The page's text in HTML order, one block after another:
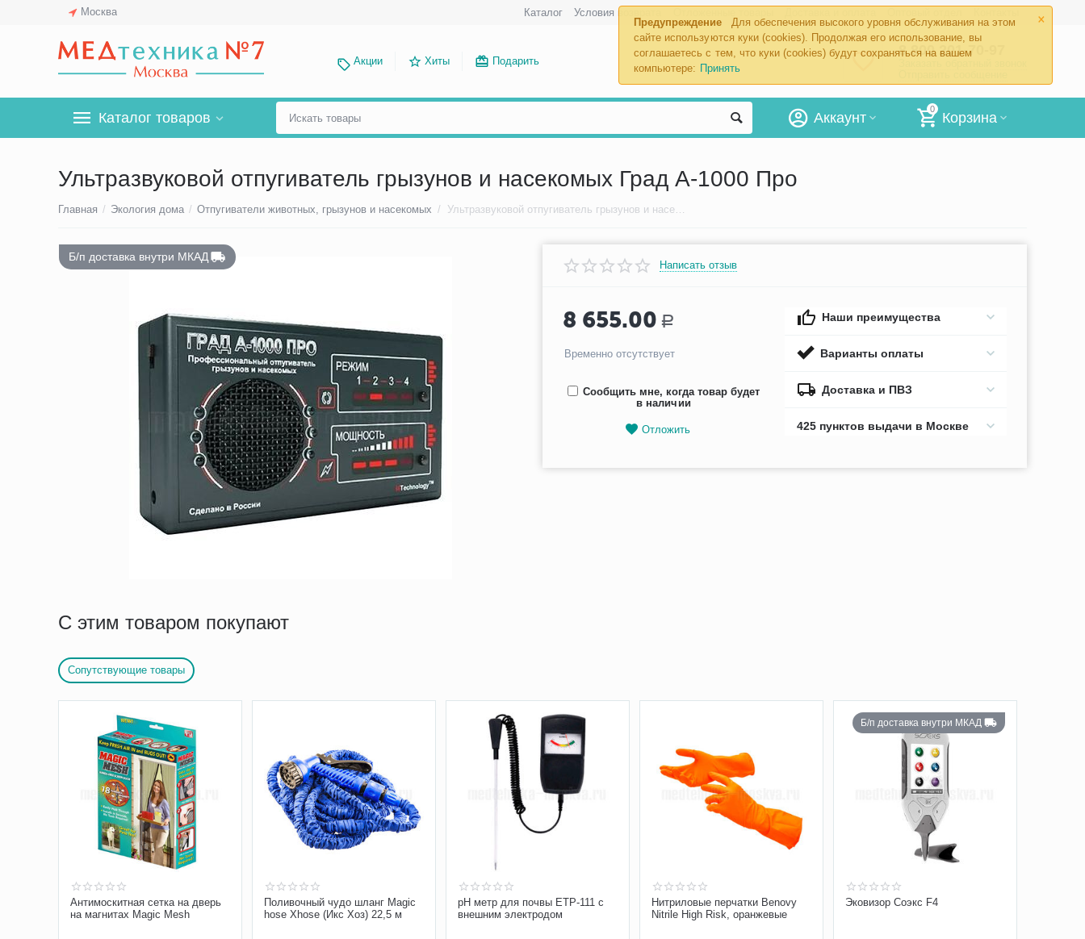
×
Предупреждение
Для обеспечения высокого уровня обслуживания на этом
сайте используются куки (cookies). Продолжая его использование, вы
соглашаетесь с тем, что куки (cookies) будут сохраняться на вашем
компьютере: Принять
Москва Каталог Условия возврата
Акции Хиты Подарить
8 800 201-70-97
Каталог товаров
0
Корзина
Аккаунт
Ультразвуковой отпугиватель грызунов и насекомых Град А-1000 Про
Главная / Экология дома / Отпугиватели животных, грызунов и насекомых / Ультразвуковой отпугиватель грызунов и насекомых Град А-1000 Про
Б/п доставка внутри МКАД
Написать отзыв
8 655.00 Р
Временно отсутствует
Сообщить мне, когда товар будет
в наличии
Отложить
Наши преимущества
Варианты оплаты
Доставка и ПВЗ
425 пунктов выдачи в Москве
С этим товаром покупают
Сопутствующие товары
Антимоскитная сетка на дверь
на магнитах Magic Mesh
Поливочный чудо шланг Magic
hose Xhose (Икс Хоз) 22,5 м
pH метр для почвы ETP-111 с
внешним электродом
Нитриловые перчатки Benovy
Nitrile High Risk, оранжевые
Б/п доставка внутри МКАД
Эковизор Соэкс F4